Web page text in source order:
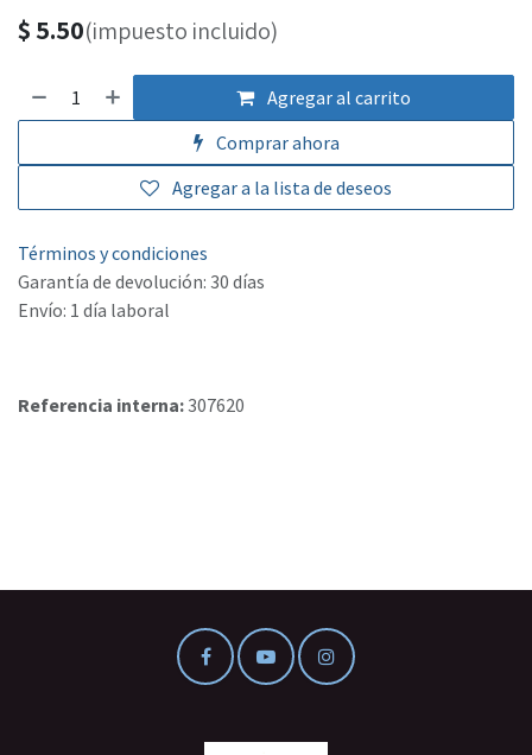
$ 5.50(impuesto incluido)
Agregar al carrito
Comprar ahora
Agregar a la lista de deseos
Términos y condiciones
Garantía de devolución: 30 días
Envío: 1 día laboral
Referencia interna:307620